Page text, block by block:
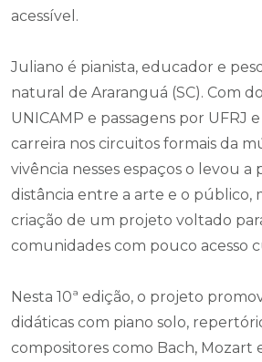
acessível.
Juliano é pianista, educador e
natural de Araranguá (SC). Com
UNICAMP e passagens por UFRJ
carreira nos circuitos formais da
vivência nesses espaços o levou a
distância entre a arte e o público,
criação de um projeto voltado
comunidades com pouco acesso
Nesta 10ª edição, o projeto
didáticas com piano solo,
compositores como Bach, Mozart